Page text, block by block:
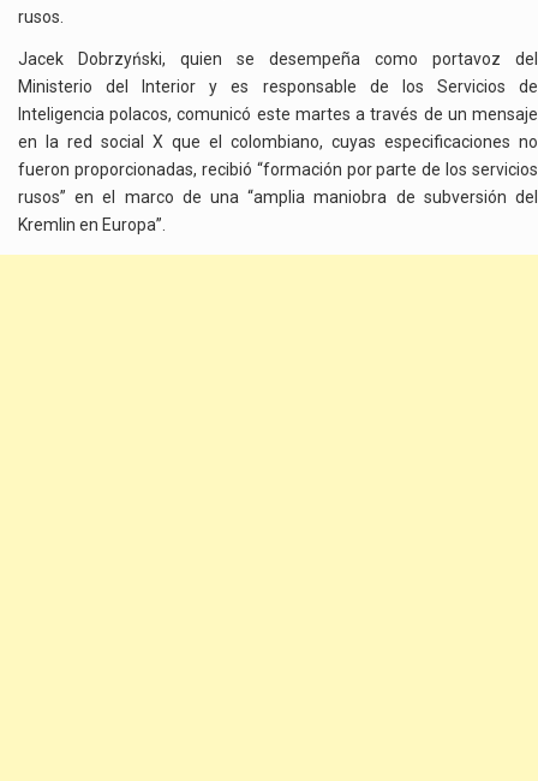
rusos.
Jacek Dobrzyński, quien se desempeña como portavoz del
Ministerio del Interior y es responsable de los Servicios de
Inteligencia polacos, comunicó este martes a través de un mensaje
en la red social X que el colombiano, cuyas especificaciones no
fueron proporcionadas, recibió “formación por parte de los servicios
rusos” en el marco de una “amplia maniobra de subversión del
Kremlin en Europa”.